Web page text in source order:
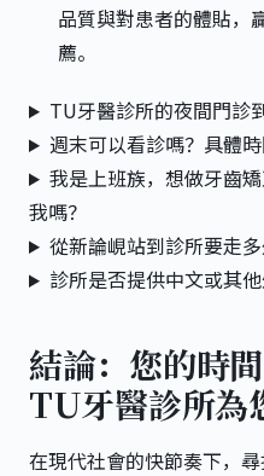
品質與對患者的體貼，
薦。
TU牙醫診所的夜間門診
週末可以看診嗎？具體時
我是上班族，想做牙齒
我嗎？
從新論峴站到診所要走
診所是否提供中文或其他
結論：您的時間
TU牙醫診所為
在現代社會的快節奏下，